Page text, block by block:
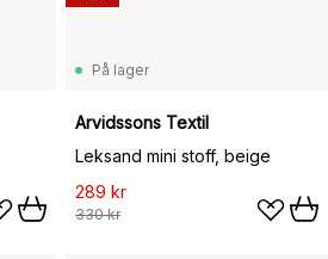
På lager
Arvidssons Textil
Leksand mini stoff, beige
289 kr
330 kr